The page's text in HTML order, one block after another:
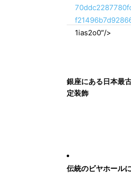
1ias2o0″/>
銀座にある日本最
定装飾
伝統のビヤホールに